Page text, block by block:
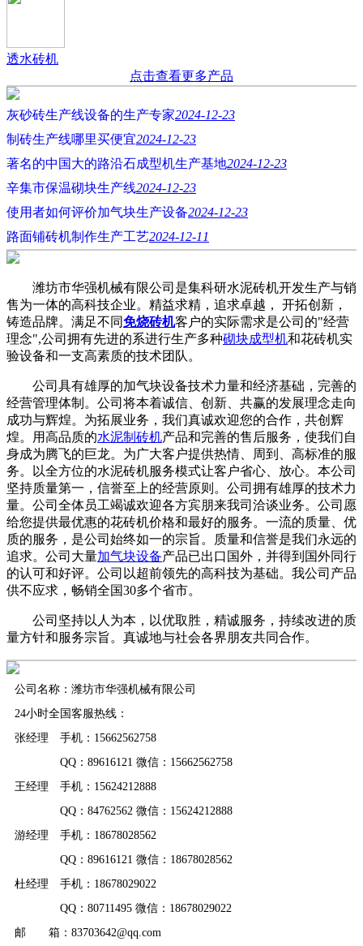
透水砖机
点击查看更多产品
灰砂砖生产线设备的生产专家2024-12-23
制砖生产线哪里买便宜2024-12-23
著名的中国大的路沿石成型机生产基地2024-12-23
辛集市保温砌块生产线2024-12-23
使用者如何评价加气块生产设备2024-12-23
路面铺砖机制作生产工艺2024-12-11
潍坊市华强机械有限公司是集科研水泥砖机开发生产与销
售为一体的高科技企业。精益求精，追求卓越， 开拓创新，
铸造品牌。满足不同免烧砖机客户的实际需求是公司的"经营
理念",公司拥有先进的系进行生产多种砌块成型机和花砖机实
验设备和一支高素质的技术团队。
公司具有雄厚的加气块设备技术力量和经济基础，完善的
经营管理体制。公司将本着诚信、创新、共赢的发展理念走向
成功与辉煌。为拓展业务，我们真诚欢迎您的合作，共创辉
煌。用高品质的水泥制砖机产品和完善的售后服务，使我们自
身成为腾飞的巨龙。为广大客户提供热情、周到、高标准的服
务。以全方位的水泥砖机服务模式让客户省心、放心。本公司
坚持质量第一，信誉至上的经营原则。公司拥有雄厚的技术力
量。公司全体员工竭诚欢迎各方宾朋来我司洽谈业务。公司愿
给您提供最优惠的花砖机价格和最好的服务。一流的质量、优
质的服务，是公司始终如一的宗旨。质量和信誉是我们永远的
追求。公司大量加气块设备产品已出口国外，并得到国外同行
的认可和好评。公司以超前领先的高科技为基础。我公司产品
供不应求，畅销全国30多个省市。
公司坚持以人为本，以优取胜，精诚服务，持续改进的质
量方针和服务宗旨。真诚地与社会各界朋友共同合作。
公司名称：潍坊市华强机械有限公司
24小时全国客服热线：
张经理 手机：15662562758
QQ：89616121 微信：15662562758
王经理 手机：15624212888
QQ：84762562 微信：15624212888
游经理 手机：18678028562
QQ：89616121 微信：18678028562
杜经理 手机：18678029022
QQ：80711495 微信：18678029022
邮 箱：83703642@qq.com